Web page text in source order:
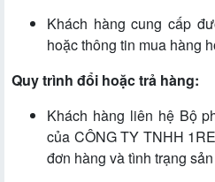
Khách hàng cung cấp
hoặc thông tin mua hàng
Quy trình đổi hoặc trả hàng:
Khách hàng liên hệ Bộ
của CÔNG TY TNHH
đơn hàng và tình trạng